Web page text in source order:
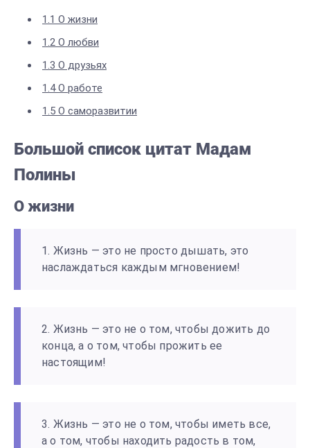
1.1 О жизни
1.2 О любви
1.3 О друзьях
1.4О работе
1.5 О саморазвитии
Большой список цитат Мадам
Полины
О жизни
1. Жизнь — это не просто дышать, это
наслаждаться каждым мгновением!
2. Жизнь — это не о том, чтобы дожить до
конца, а о том, чтобы прожить ее
настоящим!
3. Жизнь — это не о том, чтобы иметь все,
а о том, чтобы находить радость в том,